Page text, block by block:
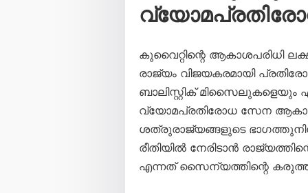
കുവൈറ്റിന്റെ ആകാശപരിധി
രാജ്യം വിജയകരമായി
ബാലിസ്റ്റിക്
വ്യോമപ്രതിരോധ സേന
ശത്രുരാജ്യങ്ങളുടെ
രീതിയിൽ നേരിടാൻ
എന്നത് സൈന്യത്തിന്റെ കരുത്ത്